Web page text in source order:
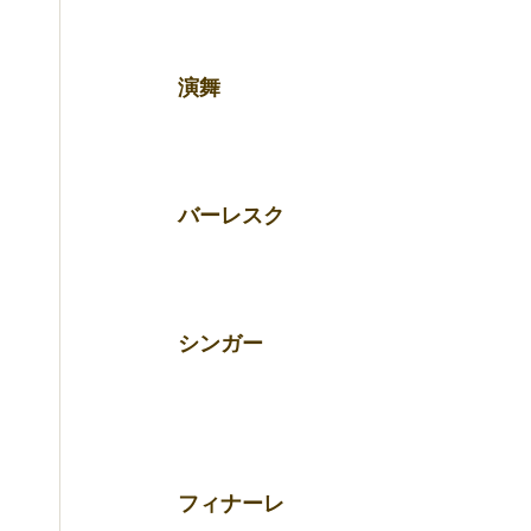
演舞
バーレスク
シンガー
フィナーレ